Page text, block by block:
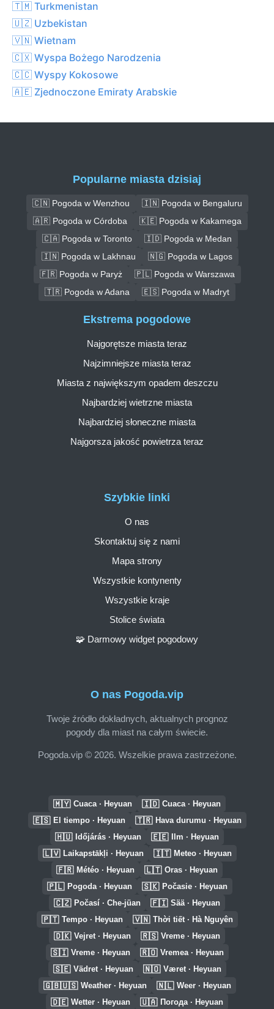
🇹🇲 Turkmenistan
🇺🇿 Uzbekistan
🇻🇳 Wietnam
🇨🇽 Wyspa Bożego Narodzenia
🇨🇨 Wyspy Kokosowe
🇦🇪 Zjednoczone Emiraty Arabskie
Popularne miasta dzisiaj
🇨🇳 Pogoda w Wenzhou
🇮🇳 Pogoda w Bengaluru
🇦🇷 Pogoda w Córdoba
🇰🇪 Pogoda w Kakamega
🇨🇦 Pogoda w Toronto
🇮🇩 Pogoda w Medan
🇮🇳 Pogoda w Lakhnau
🇳🇬 Pogoda w Lagos
🇫🇷 Pogoda w Paryż
🇵🇱 Pogoda w Warszawa
🇹🇷 Pogoda w Adana
🇪🇸 Pogoda w Madryt
O nas Pogoda.vip
Twoje źródło dokładnych, aktualnych prognoz
pogody dla miast na całym świecie.
Pogoda.vip © 2026. Wszelkie prawa zastrzeżone.
Szybkie linki
O nas
Skontaktuj się z nami
Mapa strony
Wszystkie kontynenty
Wszystkie kraje
Stolice świata
🧩 Darmowy widget pogodowy
Ekstrema pogodowe
Najgorętsze miasta teraz
Najzimniejsze miasta teraz
Miasta z największym opadem deszczu
Najbardziej wietrzne miasta
Najbardziej słoneczne miasta
Najgorsza jakość powietrza teraz
🇲🇾 Cuaca · Heyuan 🇮🇩 Cuaca · Heyuan
🇪🇸 El tiempo · Heyuan 🇹🇷 Hava durumu · Heyuan
🇭🇺 Időjárás · Heyuan 🇪🇪 Ilm · Heyuan
🇱🇻 Laikapstākļi · Heyuan 🇮🇹 Meteo · Heyuan
🇫🇷 Météo · Heyuan 🇱🇹 Oras · Heyuan
🇵🇱 Pogoda · Heyuan 🇸🇰 Počasie · Heyuan
🇨🇿 Počasí · Che-jüan 🇫🇮 Sää · Heyuan
🇵🇹 Tempo · Heyuan 🇻🇳 Thời tiết · Hà Nguyên
🇩🇰 Vejret · Heyuan 🇷🇸 Vreme · Heyuan
🇸🇮 Vreme · Heyuan 🇷🇴 Vremea · Heyuan
🇸🇪 Vädret · Heyuan 🇳🇴 Været · Heyuan
🇬🇧🇺🇸 Weather · Heyuan 🇳🇱 Weer · Heyuan
🇩🇪 Wetter · Heyuan 🇺🇦 Погода · Heyuan